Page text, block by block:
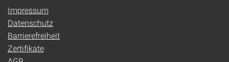
Impressum
Datenschutz
Barrierefreiheit
Zertifikate